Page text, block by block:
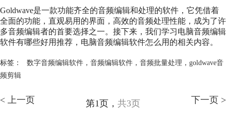
Goldwave是一款功能齐全的音频编辑和处理的软件，它凭借着
全面的功能，直观易用的界面，高效的音频处理性能，成为了许
多音频编辑者的首要选择之一。接下来，我们学习电脑音频编辑
软件有哪些好用推荐，电脑音频编辑软件怎么用的相关内容。
标签： 数字音频编辑软件， 音频编辑软件， 音频批量处理 ， goldwave音
频剪辑
< 上一页 第1页， 共3页 下一页 >